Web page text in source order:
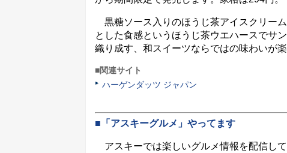
黒糖ソース入りのほうじ茶アイスクリー
とした食感というほうじ茶ウエハースでサ
織り成す、和スイーツならではの味わいが楽
■関連サイト
ハーゲンダッツ ジャパン
■「アスキーグルメ」やってます
アスキーでは楽しいグルメ情報を配信し